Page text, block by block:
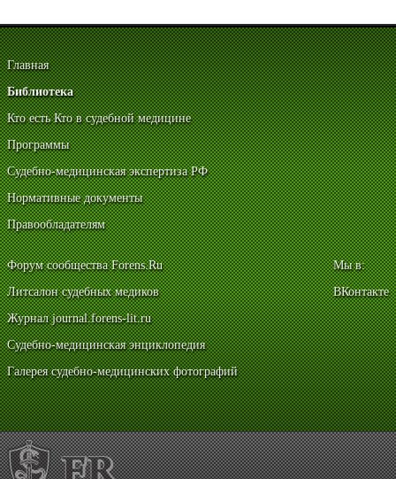
Главная
Библиотека
Кто есть Кто в судебной медицине
Программы
Судебно-медицинская экспертиза РФ
Нормативные документы
Правообладателям
Форум сообщества Forens.Ru
Литсалон судебных медиков
Журнал journal.forens-lit.ru
Судебно-медицинская энциклопедия
Галерея судебно-медицинских фотографий
Мы в:
ВКонтакте